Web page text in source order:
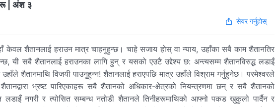
| अंश ३
सेयर गर्नुहोस्
केवल शैतानलाई हराउन मात्र चाहनुहुन्छ। चाहे सजाय होस् वा न्याय, उहाँका सबै काम शैतानतिर
यी सबै शैतानलाई हराउनका लागि हुन् र यसको एउटै उद्देश्य छ: अन्त्यसम्म शैतानविरुद्ध लडाइँ
उहाँले शैतानमाथि विजयी पाउनुहुन्न! शैतानलाई हराएपछि मात्र उहाँले विश्राम गर्नुहुनेछ। परमेश्‍वरले
भ्रष्ट पारिएकाहरू सबै शैतानको अधिकार-क्षेत्रको नियन्त्रणमा छन् र सबै शैतानको
लडाइँ नगरी र त्योसित सम्बन्ध नतोडी शैतानले तिनीहरूमाथिको आफ्नो पकड खुकुलो पार्दैन र